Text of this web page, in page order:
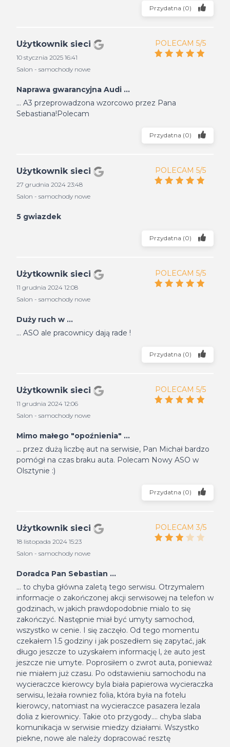
Przydatna (0)
Użytkownik sieci
10 stycznia 2025 16:41
Salon - samochody nowe
POLECAM 5/5
Naprawa gwarancyjna Audi ...
... A3 przeprowadzona wzorcowo przez Pana
Sebastiana!Polecam
Przydatna (0)
Użytkownik sieci
27 grudnia 2024 23:48
Salon - samochody nowe
POLECAM 5/5
5 gwiazdek
Przydatna (0)
Użytkownik sieci
11 grudnia 2024 12:08
Salon - samochody nowe
POLECAM 5/5
Duży ruch w ...
... ASO ale pracownicy dają rade !
Przydatna (0)
Użytkownik sieci
11 grudnia 2024 12:06
Salon - samochody nowe
POLECAM 5/5
Mimo małego "opoźnienia" ...
... przez dużą liczbę aut na serwisie, Pan Michał bardzo
pomógł na czas braku auta. Polecam Nowy ASO w
Olsztynie :)
Przydatna (0)
Użytkownik sieci
18 listopada 2024 15:23
Salon - samochody nowe
POLECAM 3/5
Doradca Pan Sebastian ...
... to chyba główna zaletą tego serwisu. Otrzymalem
informacje o zakończonej akcji serwisowej na telefon w
godzinach, w jakich prawdopodobnie mialo to się
zakończyć. Następnie miał być umyty samochod,
wszystko w cenie. I się zaczęło. Od tego momentu
czekałem 1.5 godziny i jak poszedłem się zapytać, jak
długo jeszcze to uzyskałem informację l, że auto jest
jeszcze nie umyte. Poprosiłem o zwrot auta, ponieważ
nie miałem już czasu. Po odstawieniu samochodu na
wycieraczce kierowcy byla biała papierowa wycieraczka
serwisu, leżała rowniez folia, która była na fotelu
kierowcy, natomiast na wycieraczce pasazera lezala
dolia z kierownicy. Takie oto przygody.... chyba slaba
komunikacja w serwisie miedzy działami. Wszystko
piekne, nowe ale należy dopracować resztę